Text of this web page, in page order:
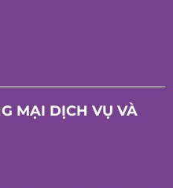
MẠI DỊCH VỤ VÀ